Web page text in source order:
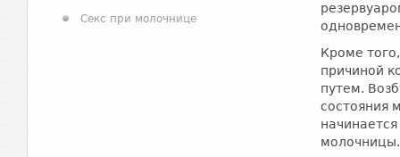
Секс при молочнице
Кроме
причиной
путем.
состояния
молочницы.